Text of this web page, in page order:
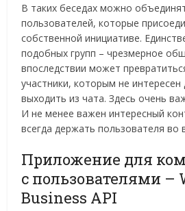
В таких беседах можно
пользователей, которые
собственной инициативе.
подобных групп – чрезмерное
впоследствии может
участники, которым не интересен
выходить из чата. Здесь очень
И не менее важен интересный
всегда держать пользователя во
Приложение для
с пользователями –
Business API